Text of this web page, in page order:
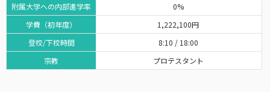
附属大学への内部進学率
学費（初年度）
登校/下校時間
宗教
0%
1,222,100円
8:10 / 18:00
プロテスタント